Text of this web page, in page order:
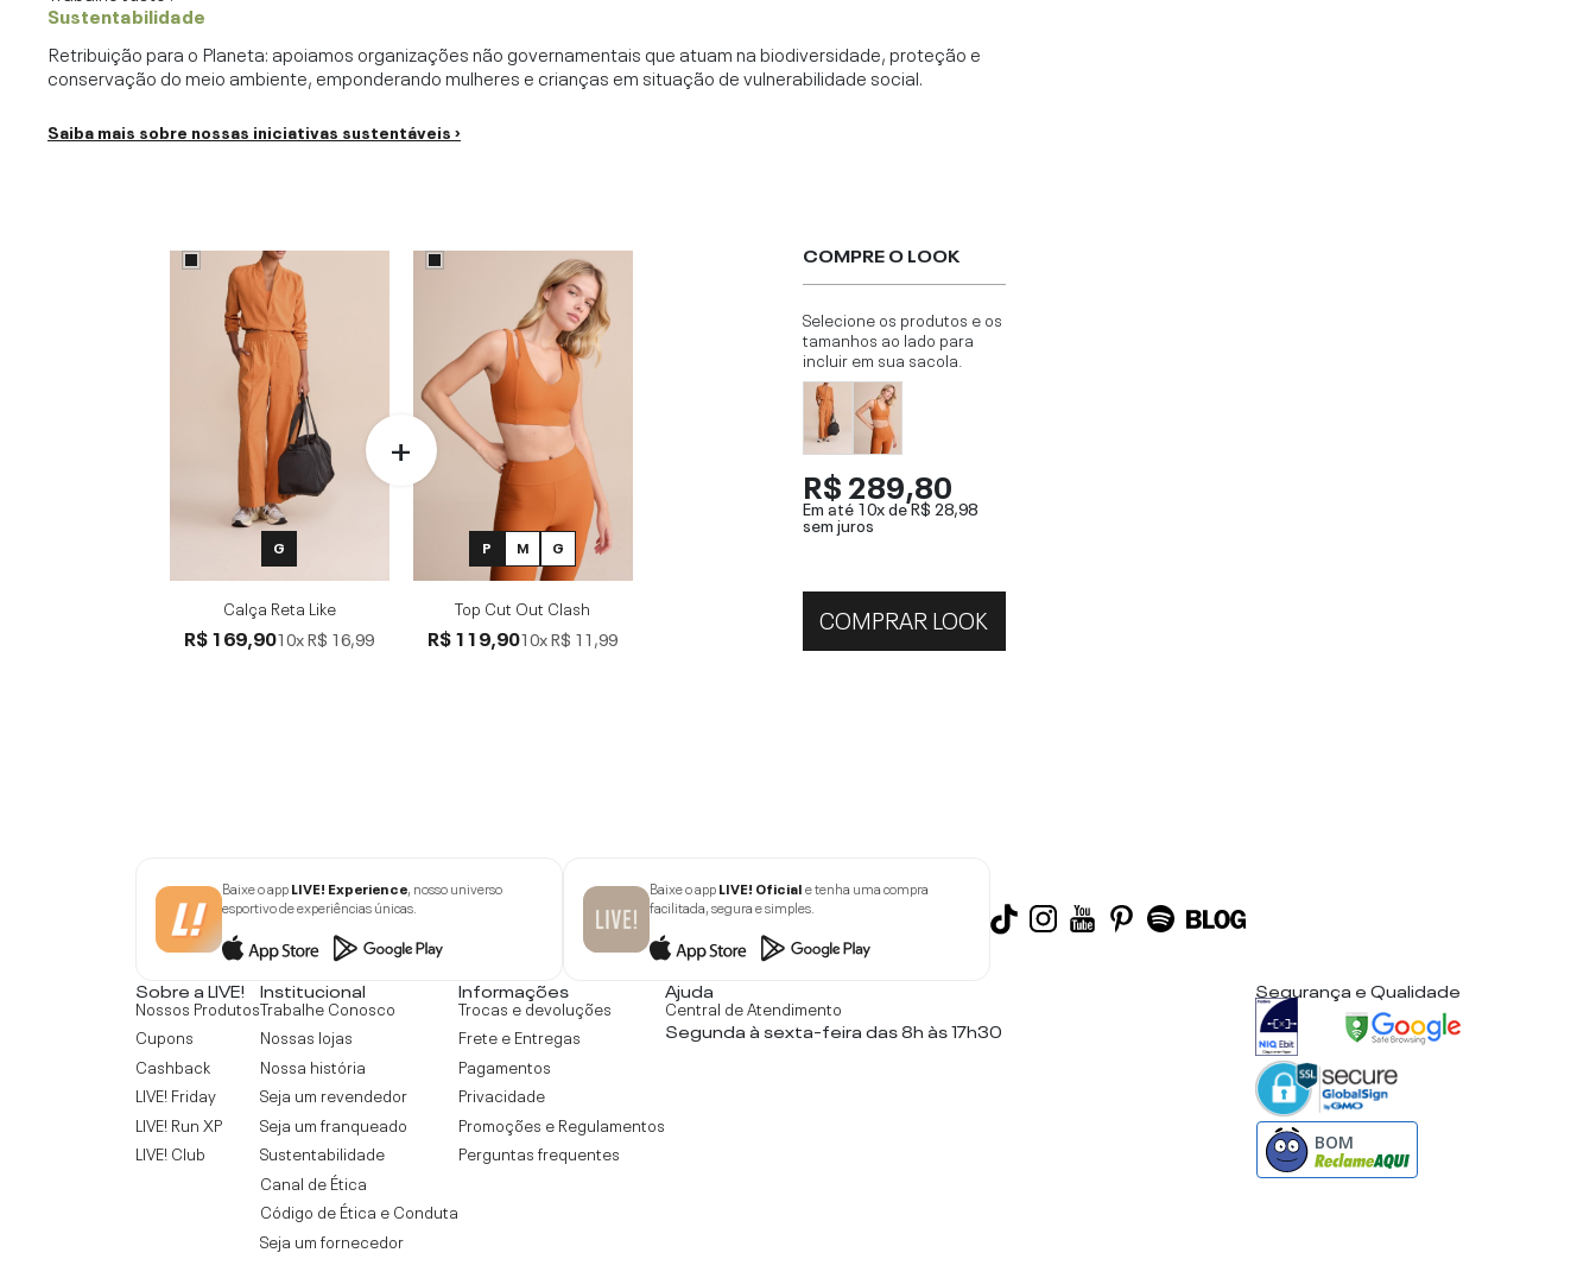
Sustentabilidade
Retribuição para o Planeta: apoiamos organizações não governamentais que atuam na biodiversidade, proteção e
conservação do meio ambiente, emponderando mulheres e crianças em situação de vulnerabilidade social.
Saiba mais sobre nossas iniciativas sustentáveis ›
G
Calça Reta Like
R$ 169,9010xR$ 16,99
P M G
Top Cut Out Clash
R$ 119,9010xR$ 11,99
COMPRE O LOOK
Selecione os produtos e os
tamanhos ao lado para
incluir em sua sacola.
R$ 289,80
Em até 10x deR$ 28,98
sem juros
COMPRAR LOOK
Baixe o appLIVE! Experience, nosso universo
esportivo de experiências únicas.
Baixe o appLIVE! Oficiale tenha uma compra
facilitada, segura e simples.
Sobre a LIVE!
Nossos Produtos
Cupons
Cashback
LIVE! Friday
LIVE! Run XP
LIVE! Club
Institucional
Trabalhe Conosco
Nossas lojas
Nossa história
Seja um revendedor
Seja um franqueado
Sustentabilidade
Canal de Ética
Código de Ética e Conduta
Seja um fornecedor
Informações
Trocas e devoluções
Frete e Entregas
Pagamentos
Privacidade
Promoções e Regulamentos
Perguntas frequentes
Ajuda
Central de Atendimento
Segunda à sexta-feira das 8h às 17h30
Segurança e Qualidade
BOM